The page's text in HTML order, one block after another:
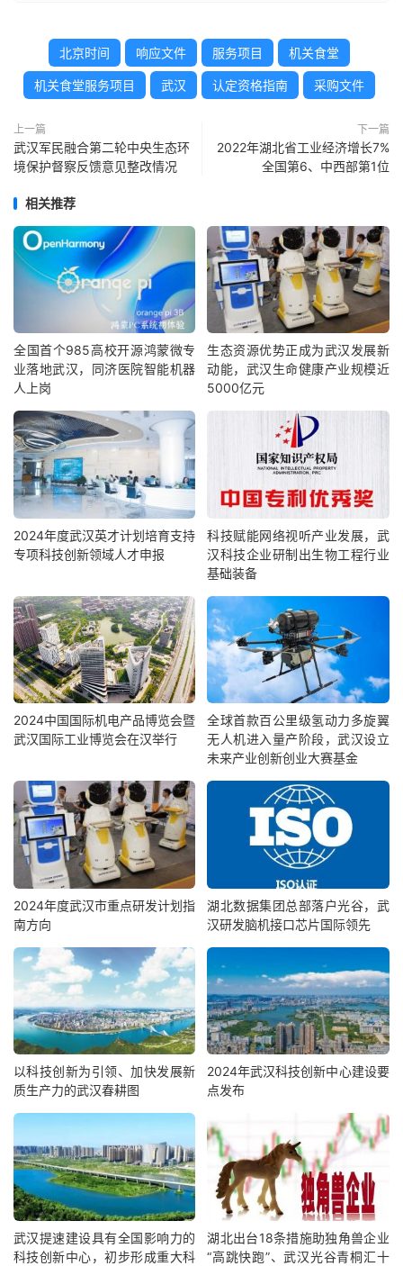
北京时间 响应文件 服务项目 机关食堂
机关食堂服务项目 武汉 认定资格指南 采购文件
上一篇
武汉军民融合第二轮中央生态环
境保护督察反馈意见整改情况
下一篇
2022年湖北省工业经济增长7%
全国第6、中西部第1位
相关推荐
全国首个985高校开源鸿蒙微专
业落地武汉，同济医院智能机器
人上岗
生态资源优势正成为武汉发展新
动能，武汉生命健康产业规模近
5000亿元
2024年度武汉英才计划培育支持
专项科技创新领域人才申报
科技赋能网络视听产业发展，武
汉科技企业研制出生物工程行业
基础装备
2024中国国际机电产品博览会暨
武汉国际工业博览会在汉举行
全球首款百公里级氢动力多旋翼
无人机进入量产阶段，武汉设立
未来产业创新创业大赛基金
2024年度武汉市重点研发计划指
南方向
湖北数据集团总部落户光谷，武
汉研发脑机接口芯片国际领先
以科技创新为引领、加快发展新
质生产力的武汉春耕图
2024年武汉科技创新中心建设要
点发布
武汉提速建设具有全国影响力的
科技创新中心，初步形成重大科
湖北出台18条措施助独角兽企业
“高跳快跑”、武汉光谷青桐汇十